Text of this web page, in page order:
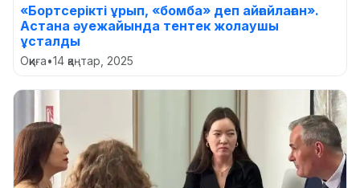
«Бортсерікті ұрып, «бомба» деп айғайлаған».
Астана әуежайында тентек жолаушы
ұсталды
Оқиға•14 қаңтар, 2025